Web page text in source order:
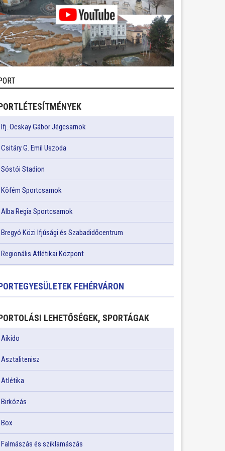
Ifj. Ocskay Gábor Jégcsarnok
Csitáry G. Emil Uszoda
Sóstói Stadion
Köfém Sportcsarnok
Alba Regia Sportcsarnok
Bregyó Közi Ifjúsági és Szabadidőcentrum
Regionális Atlétikai Központ
FEHÉRVÁRON
LEHETŐSÉGEK, SPORTÁGAK
Aikido
Asztalitenisz
Atlétika
Birkózás
Box
Falmászás és sziklamászás